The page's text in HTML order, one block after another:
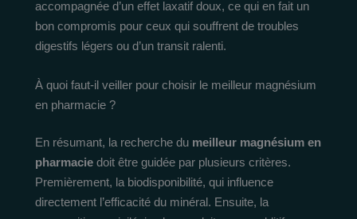
accompagnée d’un effet laxatif doux, ce qui en fait un
bon compromis pour ceux qui souffrent de troubles
digestifs légers ou d’un transit ralenti.
À quoi faut-il veiller pour choisir le meilleur magnésium
en pharmacie ?
En résumant, la recherche du meilleur magnésium en
pharmacie doit être guidée par plusieurs critères.
Premièrement, la biodisponibilité, qui influence
directement l’efficacité du minéral. Ensuite, la